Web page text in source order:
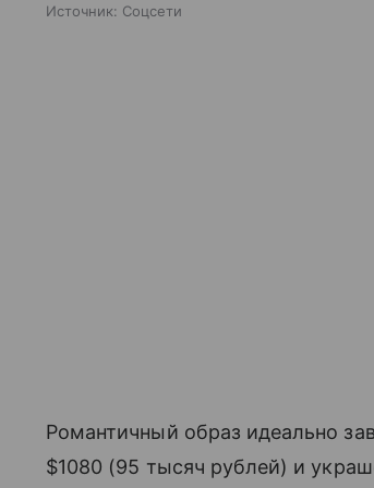
Источник: Соцсети
Романтичный образ идеально
$1080 (95 тысяч рублей) и